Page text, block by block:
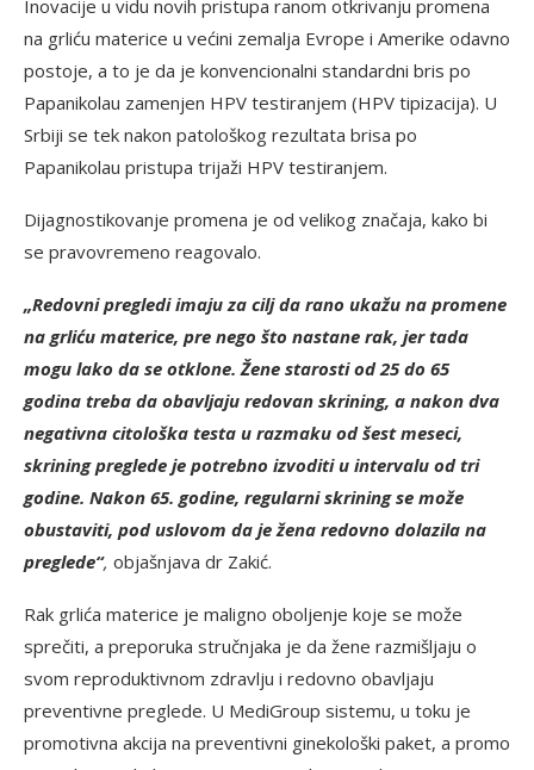
Inovacije u vidu novih pristupa ranom otkrivanju promena
na grliću materice u većini zemalja Evrope i Amerike odavno
postoje, a to je da je konvencionalni standardni bris po
Papanikolau zamenjen HPV testiranjem (HPV tipizacija). U
Srbiji se tek nakon patološkog rezultata brisa po
Papanikolau pristupa trijaži HPV testiranjem.
Dijagnostikovanje promena je od velikog značaja, kako bi
se pravovremeno reagovalo.
„Redovni pregledi imaju za cilj da rano ukažu na promene
na grliću materice, pre nego što nastane rak, jer tada
mogu lako da se otklone. Žene starosti od 25 do 65
godina treba da obavljaju redovan skrining, a nakon dva
negativna citološka testa u razmaku od šest meseci,
skrining preglede je potrebno izvoditi u intervalu od tri
godine. Nakon 65. godine, regularni skrining se može
obustaviti, pod uslovom da je žena redovno dolazila na
preglede“, objašnjava dr Zakić.
Rak grlića materice je maligno oboljenje koje se može
sprečiti, a preporuka stručnjaka je da žene razmišljaju o
svom reproduktivnom zdravlju i redovno obavljaju
preventivne preglede. U MediGroup sistemu, u toku je
promotivna akcija na preventivni ginekološki paket, a promo